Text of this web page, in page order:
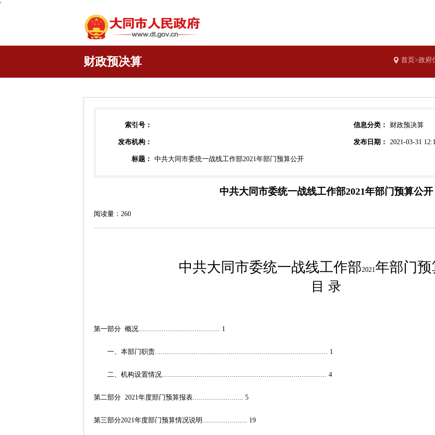
'
财政预决算 首页>政府
索引号： 信息分类： 财政预决算
发布机构： 发布日期： 2021-03-31
标题： 中共大同市委统一战线工作部2021年部门预算公开
中共大同市委统一战线工作部2021年部门预算公开
阅读量： 260
中共大同市委统一战线工作部2021年部门
目 录
第一部分 概况.......................................... 1
一、本部门职责......................................................................................... 1
二、机构设置情况..................................................................................... 4
第二部分 2021年度部门预算报表.......................... 5
第三部分2021年度部门预算情况说明 ....................... 19